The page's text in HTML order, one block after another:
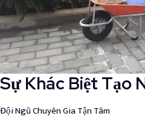
Sự Khác Biệt Tạo
Đội Ngũ Chuyên Gia Tận Tâm